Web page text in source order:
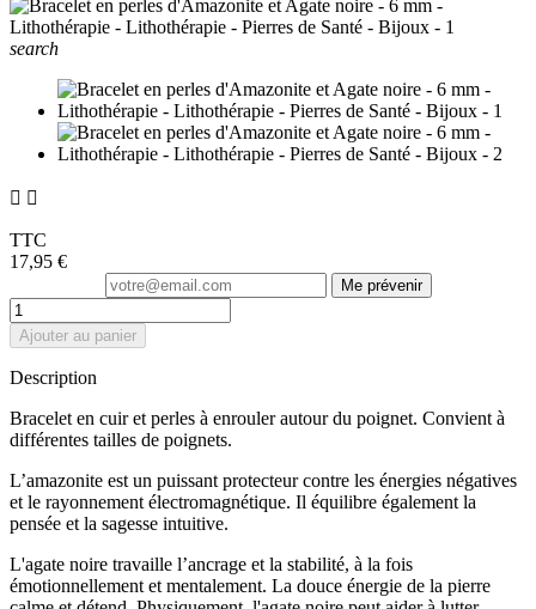
search
 
TTC
17,95 €
Me prévenir
Ajouter au panier
Description
Bracelet en cuir et perles à enrouler autour du poignet. Convient à
différentes tailles de poignets.
L’amazonite est un puissant protecteur contre les énergies négatives
et le rayonnement électromagnétique. Il équilibre également la
pensée et la sagesse intuitive.
L'agate noire travaille l’ancrage et la stabilité, à la fois
émotionnellement et mentalement. La douce énergie de la pierre